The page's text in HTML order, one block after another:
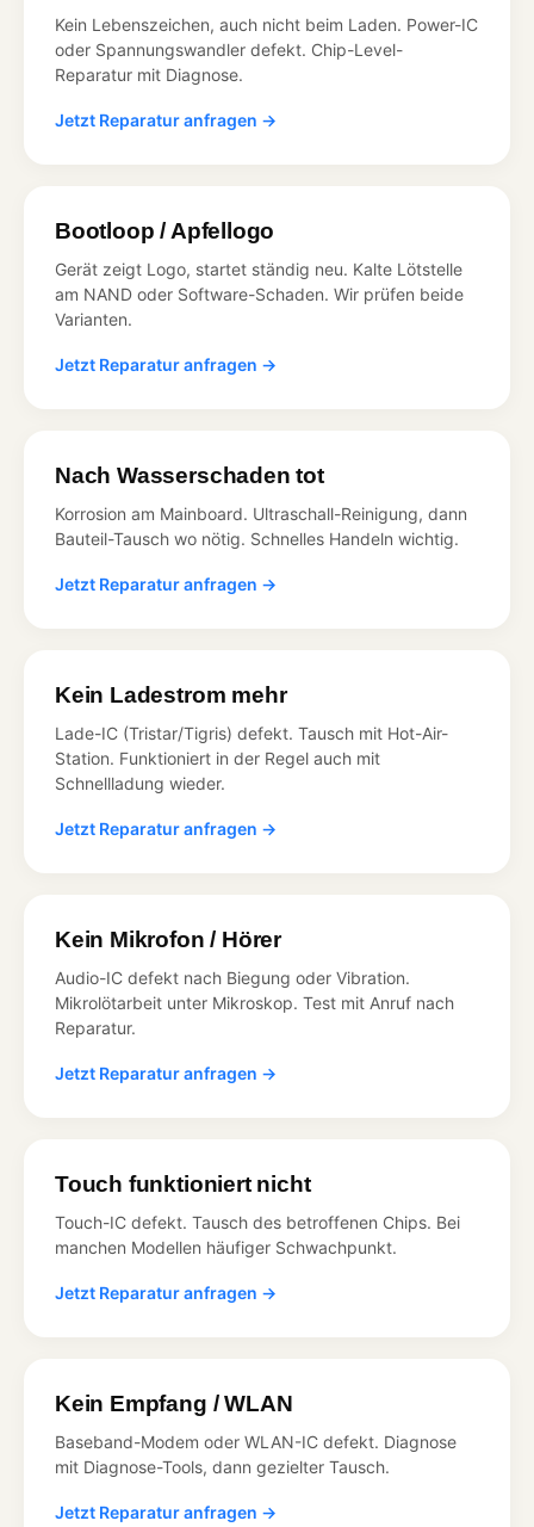
Kein Lebenszeichen, auch nicht beim Laden. Power-IC
oder Spannungswandler defekt. Chip-Level-
Reparatur mit Diagnose.
Jetzt Reparatur anfragen →
Bootloop / Apfellogo
Gerät zeigt Logo, startet ständig neu. Kalte Lötstelle
am NAND oder Software-Schaden. Wir prüfen beide
Varianten.
Jetzt Reparatur anfragen →
Nach Wasserschaden tot
Korrosion am Mainboard. Ultraschall-Reinigung, dann
Bauteil-Tausch wo nötig. Schnelles Handeln wichtig.
Jetzt Reparatur anfragen →
Kein Ladestrom mehr
Lade-IC (Tristar/Tigris) defekt. Tausch mit Hot-Air-
Station. Funktioniert in der Regel auch mit
Schnellladung wieder.
Jetzt Reparatur anfragen →
Kein Mikrofon / Hörer
Audio-IC defekt nach Biegung oder Vibration.
Mikrolötarbeit unter Mikroskop. Test mit Anruf nach
Reparatur.
Jetzt Reparatur anfragen →
Touch funktioniert nicht
Touch-IC defekt. Tausch des betroffenen Chips. Bei
manchen Modellen häufiger Schwachpunkt.
Jetzt Reparatur anfragen →
Kein Empfang / WLAN
Baseband-Modem oder WLAN-IC defekt. Diagnose
mit Diagnose-Tools, dann gezielter Tausch.
Jetzt Reparatur anfragen →